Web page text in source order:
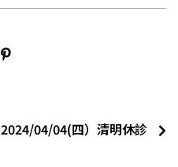
2024/04/04(四）清明休診